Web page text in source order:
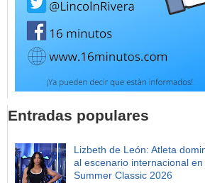
Entradas populares
Lizbeth de León: Atleta
al escenario internacional
Summer Classic 2026